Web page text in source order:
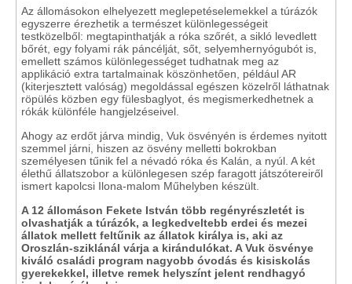
Az állomásokon elhelyezett meglepetéselemekkel a túrázók
egyszerre érezhetik a természet különlegességeit
testközelből: megtapinthatják a róka szőrét, a sikló levedlett
bőrét, egy folyami rák páncélját, sőt, selyemhernyógubót is,
emellett számos különlegességet tudhatnak meg az
applikáció extra tartalmainak köszönhetően, például AR
(kiterjesztett valóság) megoldással egészen közelről láthatnak
röpülés közben egy fülesbaglyot, és megismerkedhetnek a
rókák különféle hangjelzéseivel.
Ahogy az erdőt járva mindig, Vuk ösvényén is érdemes nyitott
szemmel járni, hiszen az ösvény melletti bokrokban
személyesen tűnik fel a névadó róka és Kalán, a nyúl. A két
élethű állatszobor a különlegesen szép faragott játszótereiről
ismert kapolcsi Ilona-malom Műhelyben készült.
A 12 állomáson Fekete István több regényrészletét is
olvashatják a túrázók, a legkedveltebb erdei és mezei
állatok mellett feltűnik az állatok királya is, aki az
Oroszlán-sziklánál várja a kirándulókat. A Vuk ösvénye
kiváló családi program nagyobb óvodás és kisiskolás
gyerekekkel, illetve remek helyszínt jelent rendhagyó